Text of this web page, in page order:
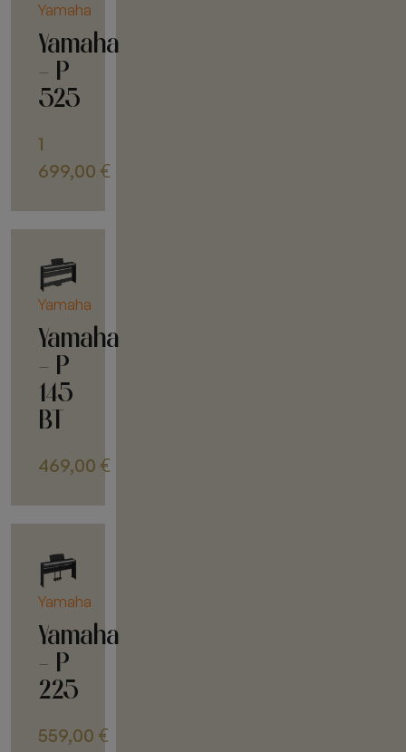
Yamaha
Yamaha
- P
525
1
699,00 €
Yamaha
Yamaha
- P
145
BT
469,00 €
Yamaha
Yamaha
- P
225
559,00 €